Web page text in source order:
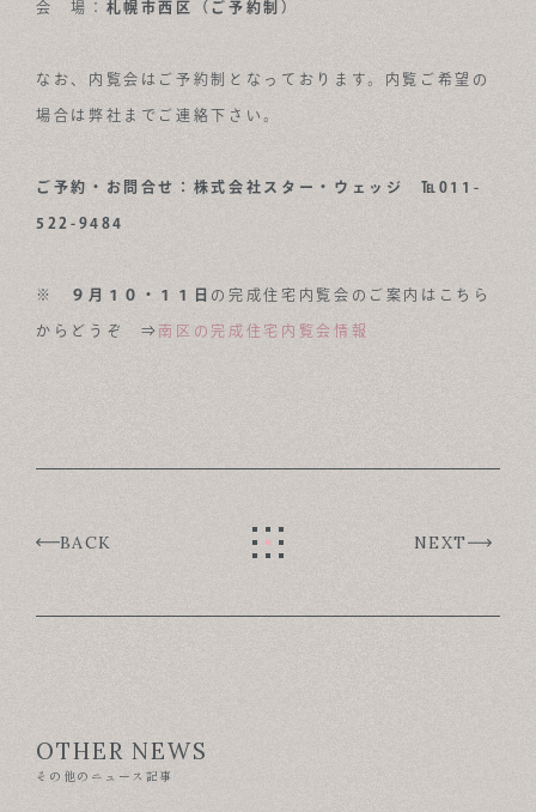
会 場： 札幌市西区（ご予約制）
なお、内覧会はご予約制となっております。内覧ご希望の
場合は弊社までご連絡下さい。
ご予約・お問合せ：株式会社スター・ウェッジ ℡011-
522-9484
※ ９月１０・１１日 の完成住宅内覧会のご案内はこちら
からどうぞ ⇒南区の完成住宅内覧会情報
BACK NEXT
OTHER NEWS
その他のニュース記事